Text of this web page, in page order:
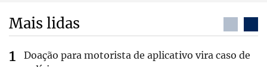
Mais lidas
Doação para motorista de aplicativo vira caso de